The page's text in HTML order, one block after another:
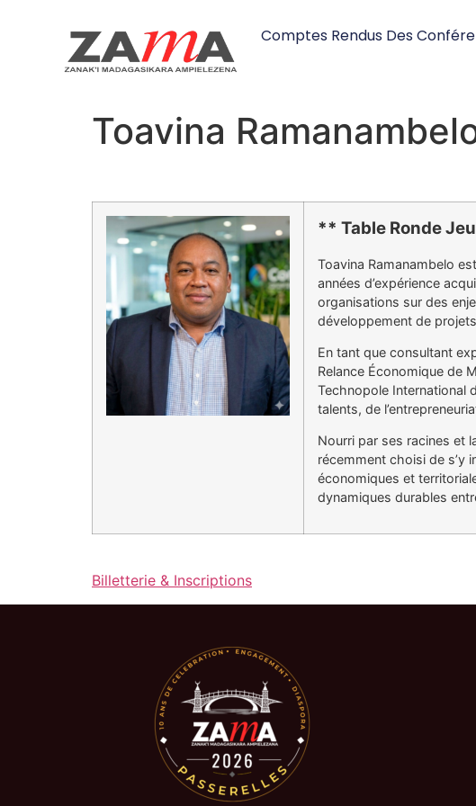
Comptes Rendus Des
Toavina
** Table Ronde
Toavina Ramanambelo
années d’expérience
organisations sur des
développement de
En tant que consultant
Relance Économique de
Technopole International
talents, de
Nourri par ses racines et
récemment choisi de s’y
économiques et
dynamiques durables
Billetterie & Inscriptions